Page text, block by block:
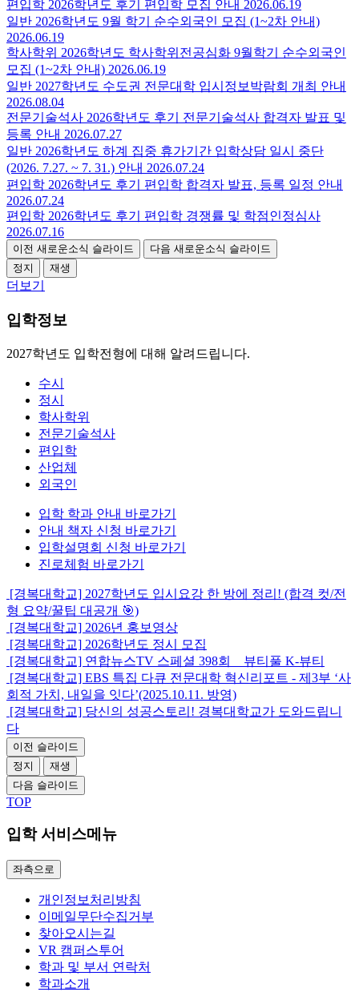
편입학 2026학년도 후기 편입학 모집 안내 2026.06.19
일반 2026학년도 9월 학기 순수외국인 모집 (1~2차 안내)
2026.06.19
학사학위 2026학년도 학사학위전공심화 9월학기 순수외국인
모집 (1~2차 안내) 2026.06.19
일반 2027학년도 수도권 전문대학 입시정보박람회 개최 안내
2026.08.04
전문기술석사 2026학년도 후기 전문기술석사 합격자 발표 및
등록 안내 2026.07.27
일반 2026학년도 하계 집중 휴가기간 입학상담 일시 중단
(2026. 7.27. ~ 7. 31.) 안내 2026.07.24
편입학 2026학년도 후기 편입학 합격자 발표, 등록 일정 안내
2026.07.24
편입학 2026학년도 후기 편입학 경쟁률 및 학점인정심사
2026.07.16
이전 새로운소식 슬라이드
다음 새로운소식 슬라이드
정지
재생
더보기
입학정보
2027학년도 입학전형에 대해 알려드립니다.
수시
정시
학사학위
전문기술석사
편입학
산업체
외국인
입학 학과 안내 바로가기
안내 책자 신청 바로가기
입학설명회 신청 바로가기
진로체험 바로가기
[경복대학교] 2027학년도 입시요강 한 방에 정리! (합격 컷/전
형 요약/꿀팁 대공개 🎯)
[경복대학교] 2026년 홍보영상
[경복대학교] 2026학년도 정시 모집
[경복대학교] 연합뉴스TV 스페셜 398회 _ 뷰티풀 K-뷰티
[경복대학교] EBS 특집 다큐 전문대학 혁신리포트 - 제3부 ‘사
회적 가치, 내일을 잇다’(2025.10.11. 방영)
[경복대학교] 당신의 성공스토리! 경복대학교가 도와드립니
다
이전 슬라이드
정지
재생
다음 슬라이드
TOP
입학 서비스메뉴
좌측으로
개인정보처리방침
이메일무단수집거부
찾아오시는길
VR 캠퍼스투어
학과 및 부서 연락처
학과소개